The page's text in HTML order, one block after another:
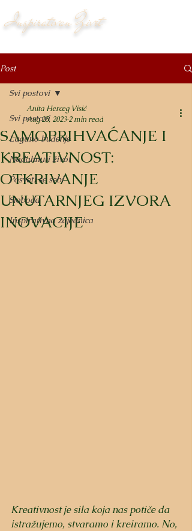
Inspirativan Život
Post
Svi postovi
Lagano buđenje
Nadahnuti život
Posveti se sebi
Sloboda
Inspirativna zajednica
Svi postovi
SAMOPRIHVAĆANJE I
KREATIVNOST:
OTKRIVANJE
UNUTARNJEG IZVORA
INOVACIJE
Anita Herceg Visić
Aug 25, 2023 2 min read
Kreativnost je sila koja nas potiče da
istražujemo, stvaramo i kreiramo. No,